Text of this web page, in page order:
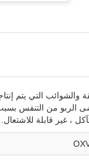
والشوائب التي يتم
الربو من التنفس
، غير قابلة للاشتعال.